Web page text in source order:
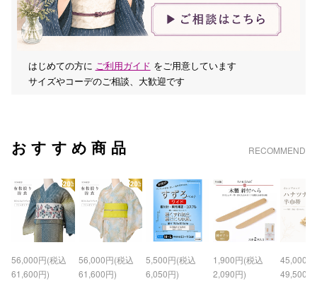
はじめての方に ご利用ガイド をご用意しています
サイズやコーデのご相談、大歓迎です
おすすめ商品 RECOMMEND
56,000円(税込
61,600円)
56,000円(税込
61,600円)
5,500円(税込
6,050円)
1,900円(税込
2,090円)
45,000
49,500